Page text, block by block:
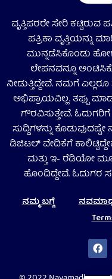
ವೃತ್ತಿಪರರೇ ಸೇರಿ ಕಟ್ಟಿರುವ
ಪತ್ರಿಕಾ ವೃತ್ತಿಯನ್ನು
ಮುನ್ನಡೆಸಿಕೊಂಡು
ಲೇಪನವನ್ನೂ
ನೀಡುತ್ತಿದ್ದೇವೆ. ನಮಗೆ
ಅಭಿಪ್ರಾಯವಿಲ್ಲ. ತಪ್ಪು
ಗೌರವಿಸುತ್ತೇವೆ.
ಸುದ್ದಿಗಳನ್ನು
ಡಿಜಿಟಲ್‌ ವೇದಿಕೆಗೆ
ಮತ್ತು ಇ- ರೆಡಿಯೋ
ಹೊಂದಿದ್ದೇವೆ. ಓದುಗರ
ನಮ್ಮ ಬಗ್ಗೆ